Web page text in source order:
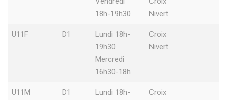
18h-19h30
Nivert
U11F D1
Lundi 18h-
19h30
Mercredi
16h30-18h
Croix
Nivert
U11M D1
Lundi 18h-
Croix